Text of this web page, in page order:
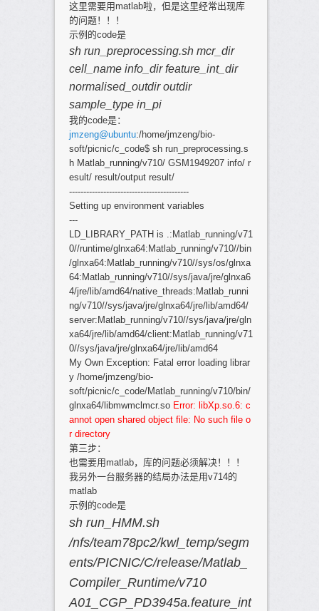
这里需要用matlab啦，但是这里经常出现库
的问题！！！
示例的code是
sh run_preprocessing.sh mcr_dir
cell_name info_dir feature_int_dir
normalised_outdir outdir
sample_type in_pi
我的code是：
jmzeng@ubuntu:/home/jmzeng/bio-
soft/picnic/c_code$ sh run_preprocessing.s
h Matlab_running/v710/ GSM1949207 info/ r
esult/ result/output result/
------------------------------------------
Setting up environment variables
---
LD_LIBRARY_PATH is .:Matlab_running/v71
0//runtime/glnxa64:Matlab_running/v710//bin
/glnxa64:Matlab_running/v710//sys/os/glnxa
64:Matlab_running/v710//sys/java/jre/glnxa6
4/jre/lib/amd64/native_threads:Matlab_runni
ng/v710//sys/java/jre/glnxa64/jre/lib/amd64/
server:Matlab_running/v710//sys/java/jre/gln
xa64/jre/lib/amd64/client:Matlab_running/v71
0//sys/java/jre/glnxa64/jre/lib/amd64
My Own Exception: Fatal error loading librar
y /home/jmzeng/bio-
soft/picnic/c_code/Matlab_running/v710/bin/
glnxa64/libmwmclmcr.so Error: libXp.so.6: c
annot open shared object file: No such file o
r directory
第三步：
也需要用matlab，库的问题必须解决！！！
我另外一台服务器的结局办法是用v714的
matlab
示例的code是
sh run_HMM.sh
/nfs/team78pc2/kwl_temp/segm
ents/PICNIC/C/release/Matlab_
Compiler_Runtime/v710
A01_CGP_PD3945a.feature_int